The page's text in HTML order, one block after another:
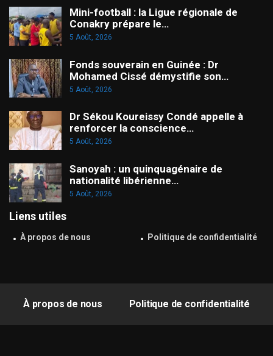
Mini-football : la Ligue régionale de
Conakry prépare le…
5 Août, 2026
Fonds souverain en Guinée : Dr
Mohamed Cissé démystifie son…
5 Août, 2026
Dr Sékou Koureissy Condé appelle à
renforcer la conscience…
5 Août, 2026
Sanoyah : un quinquagénaire de
nationalité libérienne…
5 Août, 2026
Liens utiles
À propos de nous Politique de confidentialité
À propos de nous Politique de confidentialité